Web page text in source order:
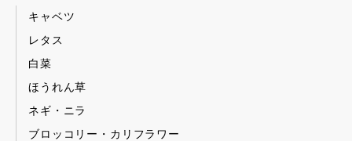
キャベツ
レタス
白菜
ほうれん草
ネギ・ニラ
ブロッコリー・カリフラワー